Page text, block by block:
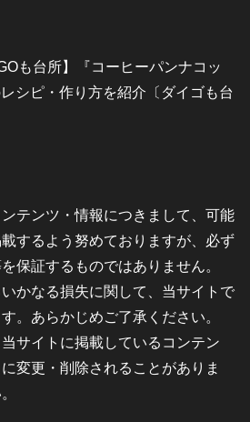
も台所】『コーヒーパンナコッ
シピ・作り方を紹介〔ダイゴも台
テンツ・情報につきまして、可能
するよう努めておりますが、必ず
保証するものではありません。
かなる損失に関して、当サイトで
。あらかじめご了承ください。
サイトに掲載しているコンテン
変更・削除されることがありま